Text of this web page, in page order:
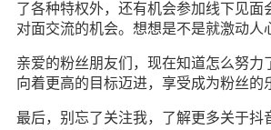
了各种特权外，还有机会参加线下见面
对面交流的机会。想想是不是就激动人
亲爱的粉丝朋友们，现在知道怎么努力
向着更高的目标迈进，享受成为粉丝的
最后，别忘了关注我，了解更多关于抖